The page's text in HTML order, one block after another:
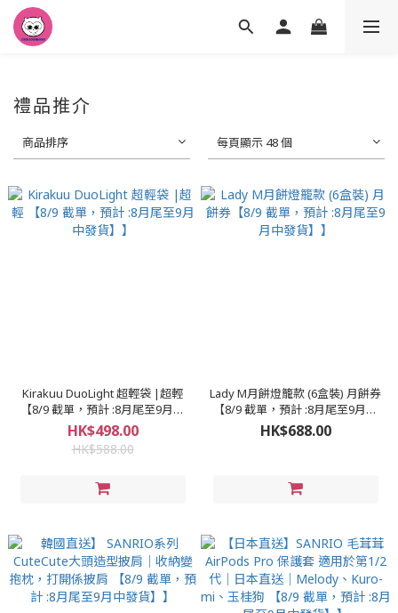
禮品推介
商品排序 每頁顯示 48 個
Kirakuu DuoLight 超輕袋 |超輕
【8/9 截單，預計 :8月尾至9月中
發貨】】
HK$498.00
HK$588.00
Lady M月餅燈籠款 (6盒裝) 月餅券
【8/9 截單，預計 :8月尾至9月中
發貨】】
HK$688.00